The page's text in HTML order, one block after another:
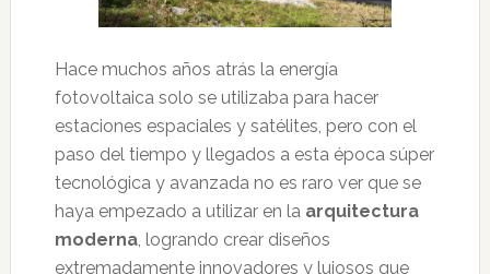
Hace muchos años atrás la energía
fotovoltaica solo se utilizaba para hacer
estaciones espaciales y satélites, pero con el
paso del tiempo y llegados a esta época súper
tecnológica y avanzada no es raro ver que se
haya empezado a utilizar en la arquitectura
moderna, logrando crear diseños
extremadamente innovadores y lujosos que